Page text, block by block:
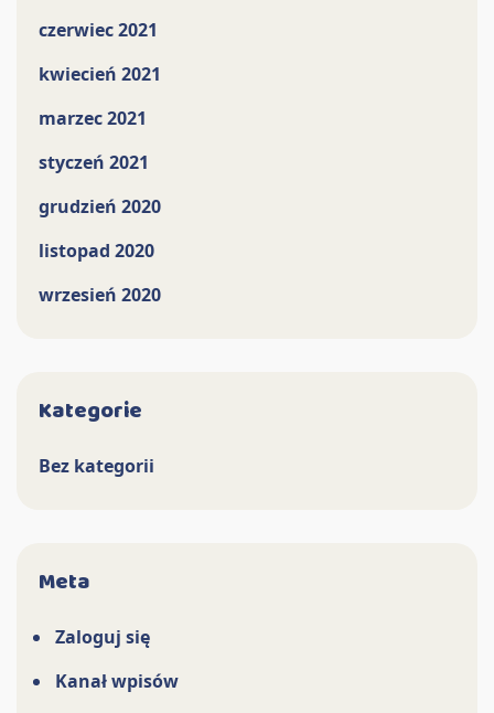
czerwiec 2021
kwiecień 2021
marzec 2021
styczeń 2021
grudzień 2020
listopad 2020
wrzesień 2020
Kategorie
Bez kategorii
Meta
Zaloguj się
Kanał wpisów